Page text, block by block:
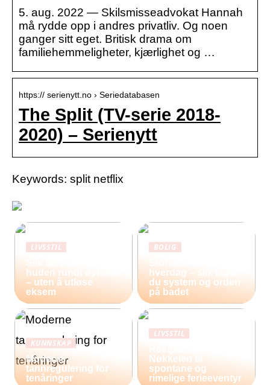
5. aug. 2022 — Skilsmisseadvokat Hannah
må rydde opp i andres privatliv. Og noen
ganger sitt eget. Britisk drama om
familiehemmeligheter, kjærlighet og …
https:// serienytt.no › Seriedatabasen
The Split (TV-serie 2018-
2020) – Serienytt
Keywords: split netflix
LIVSSTIL
huden rundt øynene
– uten å utløse
eksem
BOLIG
hverdag – slik lager
du system og orden
på badet
KUNNSKAP
Moderne
tannregulering for
tenåringer
LIVSSTIL
Nøkkelen til
spontane og
rimelige ferieeventyr